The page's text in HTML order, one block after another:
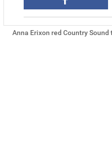
Anna Erixon red Country